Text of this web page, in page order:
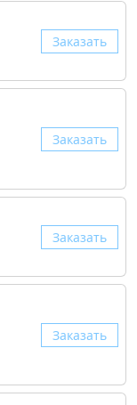
Заказать
Заказать
Заказать
Заказать